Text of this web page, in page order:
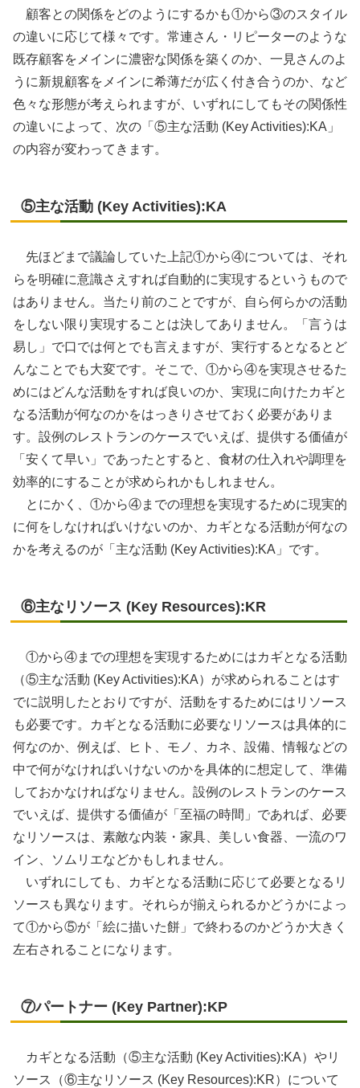
顧客との関係をどのようにするかも①から③のスタイル
の違いに応じて様々です。常連さん・リピーターのような
既存顧客をメインに濃密な関係を築くのか、一見さんのよ
うに新規顧客をメインに希薄だが広く付き合うのか、など
色々な形態が考えられますが、いずれにしてもその関係性
の違いによって、次の「⑤主な活動 (Key Activities):KA」
の内容が変わってきます。
⑤主な活動 (Key Activities):KA
先ほどまで議論していた上記①から④については、それ
らを明確に意識さえすれば自動的に実現するというもので
はありません。当たり前のことですが、自ら何らかの活動
をしない限り実現することは決してありません。「言うは
易し」で口では何とでも言えますが、実行するとなるとど
んなことでも大変です。そこで、①から④を実現させるた
めにはどんな活動をすれば良いのか、実現に向けたカギと
なる活動が何なのかをはっきりさせておく必要がありま
す。設例のレストランのケースでいえば、提供する価値が
「安くて早い」であったとすると、食材の仕入れや調理を
効率的にすることが求められかもしれません。
とにかく、①から④までの理想を実現するために現実的
に何をしなければいけないのか、カギとなる活動が何なの
かを考えるのが「主な活動 (Key Activities):KA」です。
⑥主なリソース (Key Resources):KR
①から④までの理想を実現するためにはカギとなる活動
（⑤主な活動 (Key Activities):KA）が求められることはす
でに説明したとおりですが、活動をするためにはリソース
も必要です。カギとなる活動に必要なリソースは具体的に
何なのか、例えば、ヒト、モノ、カネ、設備、情報などの
中で何がなければいけないのかを具体的に想定して、準備
しておかなければなりません。設例のレストランのケース
でいえば、提供する価値が「至福の時間」であれば、必要
なリソースは、素敵な内装・家具、美しい食器、一流のワ
イン、ソムリエなどかもしれません。
いずれにしても、カギとなる活動に応じて必要となるリ
ソースも異なります。それらが揃えられるかどうかによっ
て①から⑤が「絵に描いた餅」で終わるのかどうか大きく
左右されることになります。
⑦パートナー (Key Partner):KP
カギとなる活動（⑤主な活動 (Key Activities):KA）やリ
ソース（⑥主なリソース (Key Resources):KR）について